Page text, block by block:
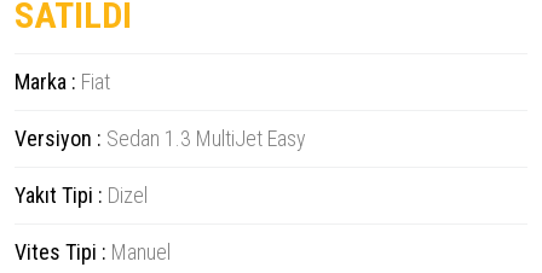
SATILDI
Marka : Fiat
Versiyon : Sedan 1.3 MultiJet Easy
Yakıt Tipi : Dizel
Vites Tipi : Manuel